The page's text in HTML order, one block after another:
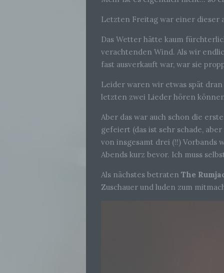
Letzten Freitag war einer dieser
Das Wetter hätte kaum
verachtenden Wind. Als wir
fast ausverkauft war, war sie
Leider waren wir etwas spät
letzten zwei Lieder hören
Aber das war auch schon die
gefeiert (das ist sehr schade,
von insgesamt drei (!!) Vorbands
Abends kurz bevor. Ich muss
Als nächstes betraten The
Zuschauer und luden zum